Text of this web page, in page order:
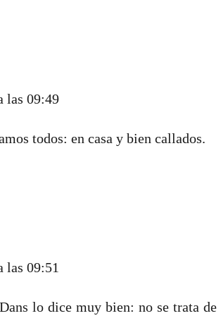
las 09:49
todos: en casa y bien callados.
las 09:51
lo dice muy bien: no se trata